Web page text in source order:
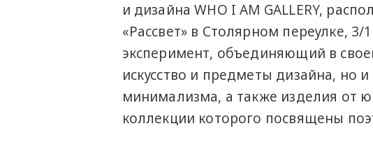
и дизайна WHO I AM GALLERY,
«Рассвет» в Столярном переулке,
эксперимент, объединяющий в
искусство и предметы дизайна, но
минимализма, а также изделия от
коллекции которого посвящены